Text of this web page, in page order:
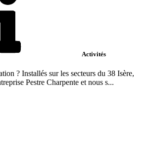
Activités
? Installés sur les secteurs du 38 Isère,
Pestre Charpente et nous s...